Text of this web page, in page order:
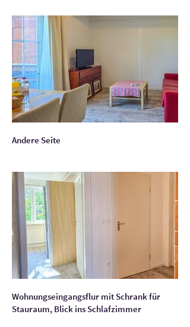
Andere Seite
Wohnungseingangsflur mit Schrank für
Stauraum, Blick ins Schlafzimmer